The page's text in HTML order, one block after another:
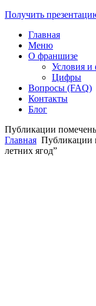
Получить
Главная
Меню
О франшизе
Условия
Цифры
Вопросы (FAQ)
Контакты
Блог
Публикации
Главная Публикации
летних ягод”